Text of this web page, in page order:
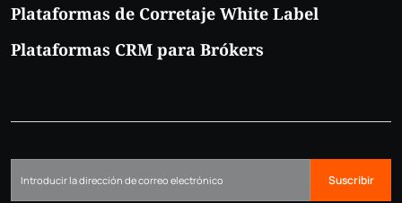
Plataformas de Corretaje White Label
Plataformas CRM para Brókers
Suscribir